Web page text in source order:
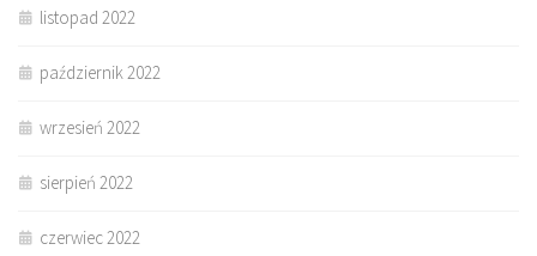
listopad 2022
październik 2022
wrzesień 2022
sierpień 2022
czerwiec 2022